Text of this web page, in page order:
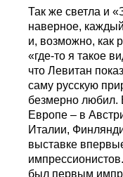
Так же светла и
наверное,
и, возможно, как
«где-то я такое
что Левитан
саму русскую
безмерно любил.
Европе – в
Италии,
выставке
был первым